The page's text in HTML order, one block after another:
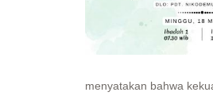
menyatakan bahwa